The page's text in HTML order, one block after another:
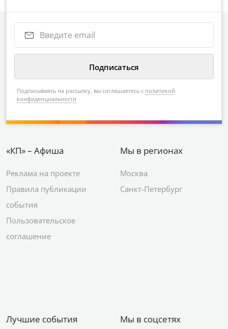
Подписываясь на рассылку, вы соглашаетесь с политикой
конфиденциальности
«КП» – Афиша
Реклама на проекте
Правила публикации
события
Пользовательское
соглашение
Мы в регионах
Москва
Санкт-Петербург
Лучшие события Мы в соцсетях